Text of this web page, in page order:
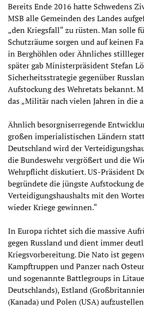
Bereits Ende 2016 hatte Schwedens
MSB alle Gemeinden des Landes
„den Kriegsfall“ zu rüsten. Man solle
Schutzräume sorgen und auf keinen
in Berghöhlen oder Ähnliches
später gab Ministerpräsident Stefan
Sicherheitsstrategie gegenüber
Aufstockung des Wehretats bekannt.
das „Militär nach vielen Jahren in die
Ähnlich besorgniserregende
großen imperialistischen Ländern
Deutschland wird der
die Bundeswehr vergrößert und die
Wehrpflicht diskutiert. US-Präsident
begründete die jüngste Aufstockung
Verteidigungshaushalts mit den
wieder Kriege gewinnen.“
In Europa richtet sich die massive
gegen Russland und dient immer
Kriegsvorbereitung. Die Nato ist
Kampftruppen und Panzer nach
und sogenannte Battlegroups in
Deutschlands), Estland
(Kanada) und Polen (USA)